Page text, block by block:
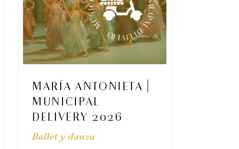
MARÍA ANTONIETA |
MUNICIPAL
DELIVERY 2026
Ballet y danza